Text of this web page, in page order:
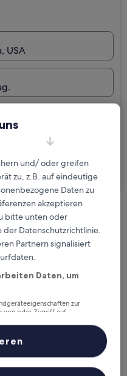
USA
bei
jede
für Mitglieder
Daten
und/ oder greifen
zu, z.B. auf eindeutige
Daten zu
akzeptieren
bitte unten oder
der Datenschutzrichtlinie.
Partnern signalisiert
Daten, um
zur
von oder Zugriff auf
der Performance von Inhalten,
und Verbesserung von